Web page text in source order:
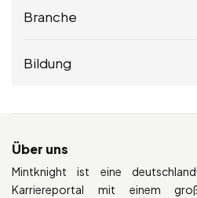
Branche
Bildung
Über uns
Mintknight ist eine
Karriereportal mit einem